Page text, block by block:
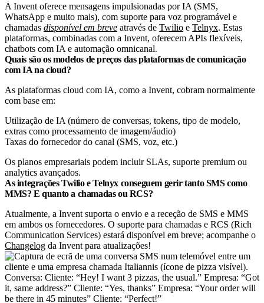
A Invent oferece mensagens impulsionadas por IA (SMS,
WhatsApp e muito mais), com suporte para voz programável e
chamadas disponível em breve através de Twilio e Telnyx. Estas
plataformas, combinadas com a Invent, oferecem APIs flexíveis,
chatbots com IA e automação omnicanal.
Quais são os modelos de preços das plataformas de comunicação
com IA na cloud?
As plataformas cloud com IA, como a Invent, cobram normalmente
com base em:
Utilização de IA (número de conversas, tokens, tipo de modelo,
extras como processamento de imagem/áudio)
Taxas do fornecedor do canal (SMS, voz, etc.)
Os planos empresariais podem incluir SLAs, suporte premium ou
analytics avançados.
As integrações Twilio e Telnyx conseguem gerir tanto SMS como
MMS? E quanto a chamadas ou RCS?
Atualmente, a Invent suporta o envio e a receção de SMS e MMS
em ambos os fornecedores. O suporte para chamadas e RCS (Rich
Communication Services) estará disponível em breve; acompanhe o
Changelog da Invent para atualizações!